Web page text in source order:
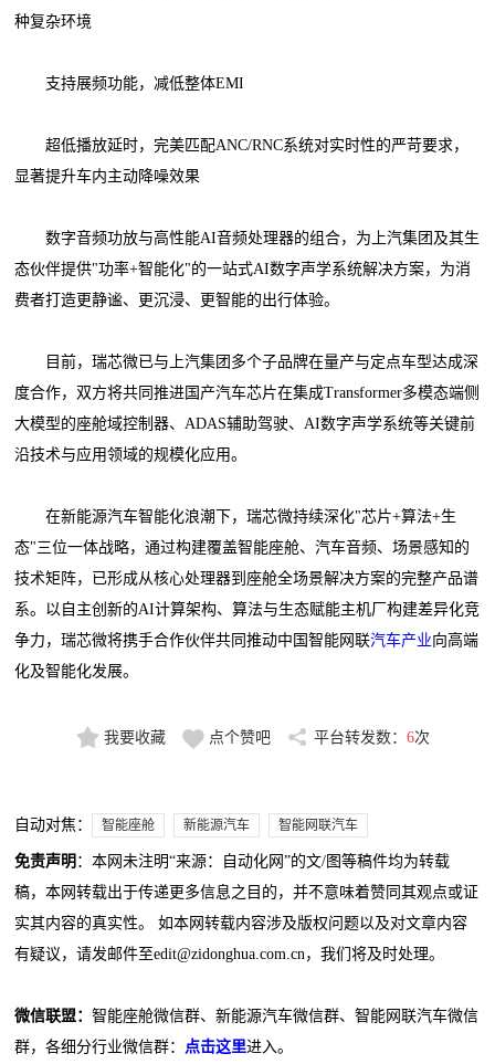
种复杂环境
支持展频功能，减低整体EMI
超低播放延时，完美匹配ANC/RNC系统对实时性的严苛要求，
显著提升车内主动降噪效果
数字音频功放与高性能AI音频处理器的组合，为上汽集团及其生
态伙伴提供"功率+智能化"的一站式AI数字声学系统解决方案，为消
费者打造更静谧、更沉浸、更智能的出行体验。
目前，瑞芯微已与上汽集团多个子品牌在量产与定点车型达成深
度合作，双方将共同推进国产汽车芯片在集成Transformer多模态端侧
大模型的座舱域控制器、ADAS辅助驾驶、AI数字声学系统等关键前
沿技术与应用领域的规模化应用。
在新能源汽车智能化浪潮下，瑞芯微持续深化"芯片+算法+生
态"三位一体战略，通过构建覆盖智能座舱、汽车音频、场景感知的
技术矩阵，已形成从核心处理器到座舱全场景解决方案的完整产品谱
系。以自主创新的AI计算架构、算法与生态赋能主机厂构建差异化竞
争力，瑞芯微将携手合作伙伴共同推动中国智能网联汽车产业向高端
化及智能化发展。
我要收藏 点个赞吧 平台转发数： 6次
自动对焦： 智能座舱 新能源汽车 智能网联汽车
免责声明 ：本网未注明“来源：自动化网”的文/图等稿件均为转载
稿，本网转载出于传递更多信息之目的，并不意味着赞同其观点或证
实其内容的真实性。 如本网转载内容涉及版权问题以及对文章内容
有疑议，请发邮件至edit@zidonghua.com.cn，我们将及时处理。
微信联盟：智能座舱微信群、新能源汽车微信群、智能网联汽车微信
群，各细分行业微信群：
点击这里进入。